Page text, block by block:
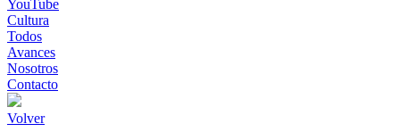
YouTube
Cultura
Todos
Avances
Nosotros
Contacto
Volver